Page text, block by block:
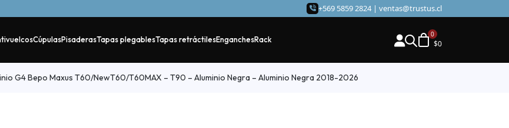
+569 5859 2824 | ventas@trustus.cl
CúpulasPisaderasTapas plegablesTapas retráctilesEnganchesRack $0
G4 Bepo Maxus T60/NewT60/T60MAX – T90 – Aluminio Negra – Aluminio Negra 2018-2026